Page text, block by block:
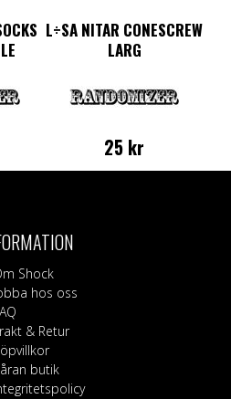
L÷SA NITAR CONESCREW
LARG
25 kr
Shock
hos oss
& Retur
butik